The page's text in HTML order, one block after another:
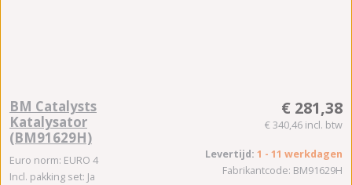
BM Catalysts
Katalysator
(BM91629H)
Euro norm: EURO 4
Incl. pakking set: Ja
€ 281,38
€ 340,46 incl. btw
Levertijd: 1 - 11 werkdagen
Fabrikantcode: BM91629H